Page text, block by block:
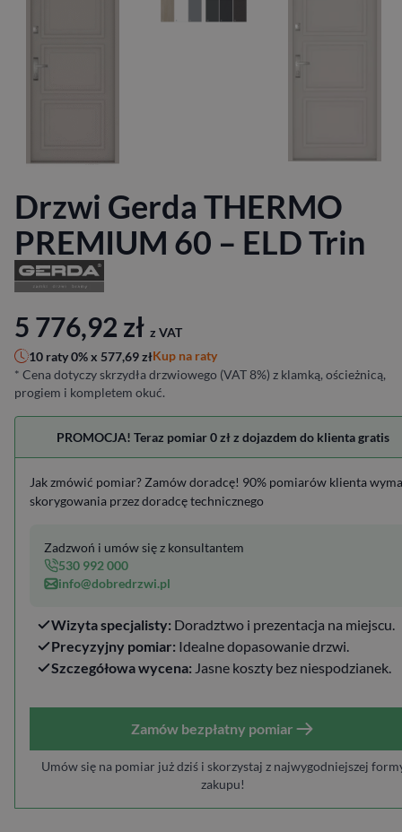
Drzwi Gerda THERMO
PREMIUM 60 – ELD Trin
5 776,92 zł z VAT
10 raty 0% x 577,69złKup na raty
* Cena dotyczy skrzydła drzwiowego (VAT 8%) z klamką, ościeżnicą,
progiem i kompletem okuć.
PROMOCJA! Teraz pomiar 0 zł z dojazdem do klienta gratis
Jak zmówić pomiar? Zamów doradcę! 90% pomiarów klienta
skorygowania przez doradcę technicznego
Wizyta specjalisty: Doradztwo i prezentacja na miejscu.
Precyzyjny pomiar: Idealne dopasowanie drzwi.
Szczegółowa wycena: Jasne koszty bez niespodzianek.
Zadzwoń i umów się z konsultantem
530 992 000
info@dobredrzwi.pl
Zamów bezpłatny pomiar
Umów się na pomiar już dziś i skorzystaj z najwygodniejszej
zakupu!